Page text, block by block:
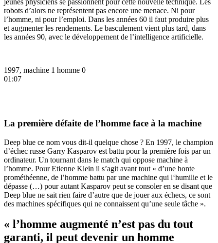
jeunes physiciens se passionnent pour cette nouvelle technique. Les
robots d’alors ne représentent pas encore une menace. Ni pour
l’homme, ni pour l’emploi. Dans les années 60 il faut produire plus
et augmenter les rendements. Le basculement vient plus tard, dans
les années 90, avec le développement de l’intelligence artificielle.
1997, machine 1 homme 0
01:07
La première défaite de l’homme face à la machine
Deep blue ce nom vous dit-il quelque chose ? En 1997, le champion
d’échec russe Garry Kasparov est battu pour la première fois par un
ordinateur. Un tournant dans le match qui oppose machine à
l’homme. Pour Etienne Klein il s’agit avant tout « d’une honte
prométhéenne, de l’homme battu par une machine qui l‘humilie et le
dépasse (…) pour autant Kasparov peut se consoler en se disant que
Deep blue ne sait rien faire d’autre que de jouer aux échecs, ce sont
des machines spécifiques qui ne connaissent qu’une seule tâche ».
« l’homme augmenté n’est pas du tout
garanti, il peut devenir un homme